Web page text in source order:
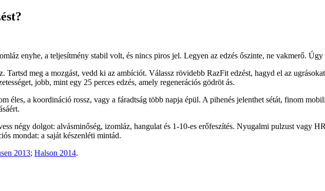
enyhe, a teljesítmény stabil volt, és nincs piros jel. Legyen az edzés őszinte, ne vakmerő.
Tartsd meg a mozgást, vedd ki az ambíciót. Válassz rövidebb RazFit edzést, hagyd el az
jobb, mint egy 25 perces edzés, amely regenerációs gödröt ás.
éles, a koordináció rossz, vagy a fáradtság több napja épül. A pihenés jelenthet sétát, finom
négy dolgot: alvásminőség, izomláz, hangulat és 1-10-es erőfeszítés. Nyugalmi pulzust vagy
mondat: a saját készenléti mintád.
2013; Halson 2014.